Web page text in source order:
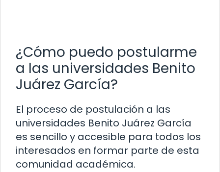
¿Cómo puedo postularme
a las universidades Benito
Juárez García?
El proceso de postulación a las
universidades Benito Juárez García
es sencillo y accesible para todos los
interesados en formar parte de esta
comunidad académica.